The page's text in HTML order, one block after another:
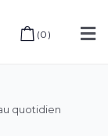
(0 )
quotidien